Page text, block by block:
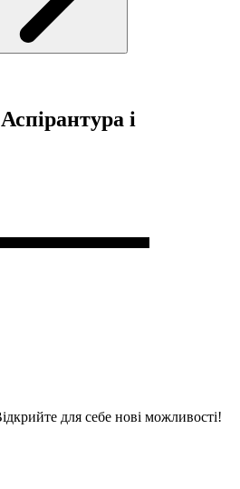
і
для себе нові можливості!